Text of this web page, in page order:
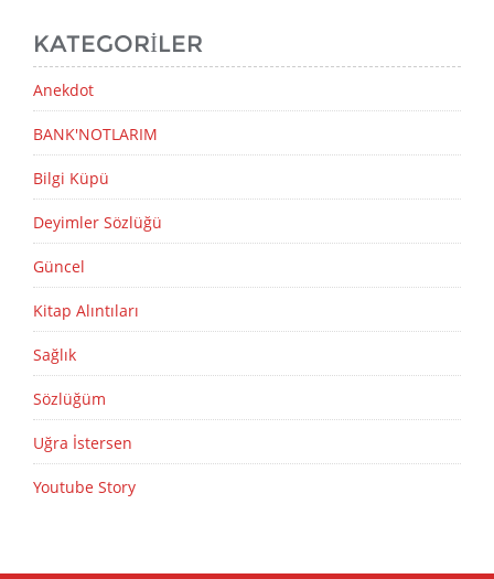
KATEGORILER
Anekdot
BANK'NOTLARIM
Bilgi Küpü
Deyimler Sözlüğü
Güncel
Kitap Alıntıları
Sağlık
Sözlüğüm
Uğra İstersen
Youtube Story